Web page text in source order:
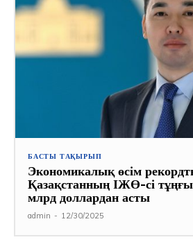
БАСТЫ ТАҚЫРЫП
Экономикалық өсім
Қазақстанның ІЖӨ-сі
млрд доллардан асты
admin - 12/30/2025